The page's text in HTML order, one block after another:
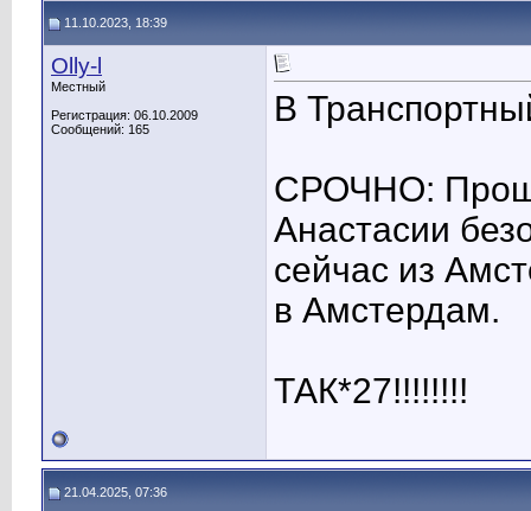
11.10.2023, 18:39
Olly-l
Местный
Регистрация: 06.10.2009
Сообщений: 165
В
СРОЧНО:
Анастасии
сейчас из
в Амстердам.
ТАК*27!!!!!!!!
21.04.2025, 07:36